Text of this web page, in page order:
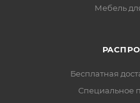
Мебель
Бесплатная
Специальное